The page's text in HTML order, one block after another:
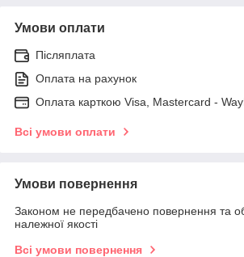
Умови оплати
Післяплата
Оплата на рахунок
Оплата карткою Visa, Mastercard -
Всі умови оплати
Умови повернення
Законом не передбачено повернення та
належної якості
Всі умови повернення